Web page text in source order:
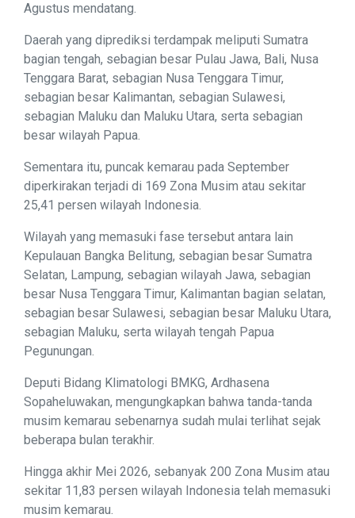
Agustus mendatang.
Daerah yang diprediksi terdampak meliputi Sumatra
bagian tengah, sebagian besar Pulau Jawa, Bali, Nusa
Tenggara Barat, sebagian Nusa Tenggara Timur,
sebagian besar Kalimantan, sebagian Sulawesi,
sebagian Maluku dan Maluku Utara, serta sebagian
besar wilayah Papua.
Sementara itu, puncak kemarau pada September
diperkirakan terjadi di 169 Zona Musim atau sekitar
25,41 persen wilayah Indonesia.
Wilayah yang memasuki fase tersebut antara lain
Kepulauan Bangka Belitung, sebagian besar Sumatra
Selatan, Lampung, sebagian wilayah Jawa, sebagian
besar Nusa Tenggara Timur, Kalimantan bagian selatan,
sebagian besar Sulawesi, sebagian besar Maluku Utara,
sebagian Maluku, serta wilayah tengah Papua
Pegunungan.
Deputi Bidang Klimatologi BMKG, Ardhasena
Sopaheluwakan, mengungkapkan bahwa tanda-tanda
musim kemarau sebenarnya sudah mulai terlihat sejak
beberapa bulan terakhir.
Hingga akhir Mei 2026, sebanyak 200 Zona Musim atau
sekitar 11,83 persen wilayah Indonesia telah memasuki
musim kemarau.